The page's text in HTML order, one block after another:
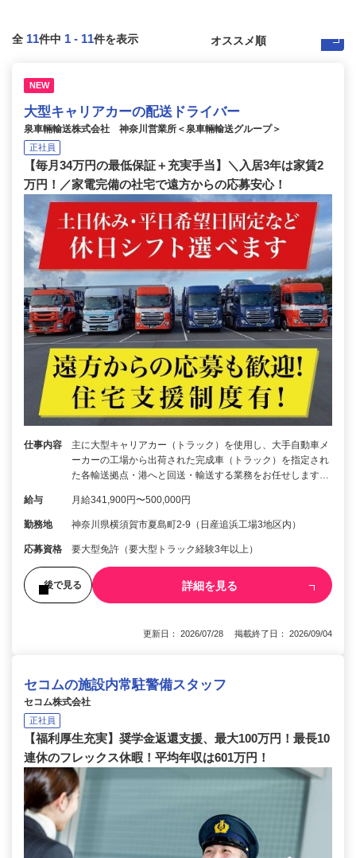
全 11件中 1 - 11件を表示
NEW
大型キャリアカーの配送ドライバー
泉車輛輸送株式会社 神奈川営業所＜泉車輛輸送グループ＞
正社員
【毎月34万円の最低保証＋充実手当】＼入居3年は家賃2
万円！／家電完備の社宅で遠方からの応募安心！
仕事内容
主に大型キャリアカー（トラック）を使用し、大手自動車メ
ーカーの工場から出荷された完成車（トラック）を指定され
た各輸送拠点・港へと回送・輸送する業務をお任せします…
給与 月給341,900円〜500,000円
勤務地 神奈川県横須賀市夏島町2-9（日産追浜工場3地区内）
応募資格 要大型免許（要大型トラック経験3年以上）
後で見る 詳細を見る
更新日： 2026/07/28 掲載終了日： 2026/09/04
セコムの施設内常駐警備スタッフ
セコム株式会社
正社員
【福利厚生充実】奨学金返還支援、最大100万円！最長10
連休のフレックス休暇！平均年収は601万円！